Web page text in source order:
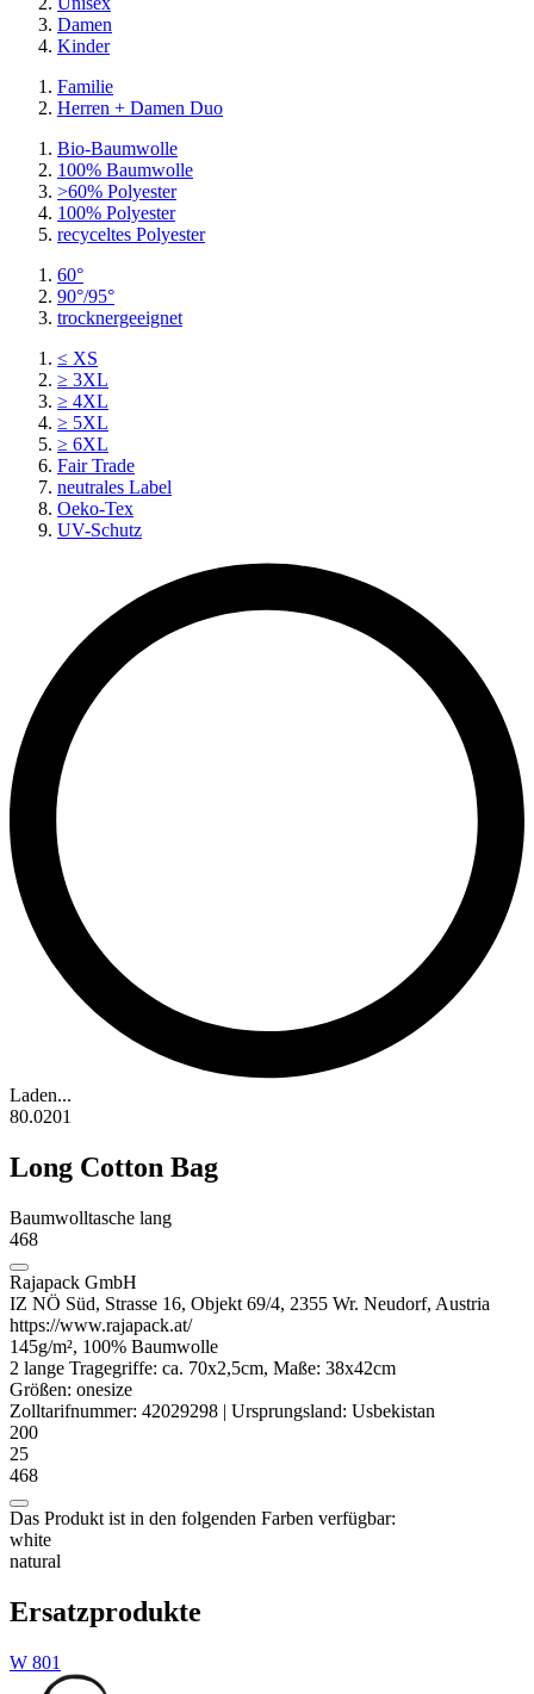
Damen
Kinder
Familie
Herren + Damen Duo
Bio-Baumwolle
100% Baumwolle
>60% Polyester
100% Polyester
recyceltes Polyester
60°
90°/95°
trocknergeeignet
≤ XS
≥ 3XL
≥ 4XL
≥ 5XL
≥ 6XL
Fair Trade
neutrales Label
Oeko-Tex
UV-Schutz
Laden...
80.0201
Long Cotton Bag
Baumwolltasche lang
468
Rajapack GmbH
IZ NÖ Süd, Strasse 16, Objekt 69/4, 2355 Wr. Neudorf, Austria
https://www.rajapack.at/
145g/m², 100% Baumwolle
2 lange Tragegriffe: ca. 70x2,5cm, Maße: 38x42cm
Größen: onesize
Zolltarifnummer: 42029298 | Ursprungsland: Usbekistan
200
25
468
Das Produkt ist in den folgenden Farben verfügbar:
white
natural
Ersatzprodukte
W 801